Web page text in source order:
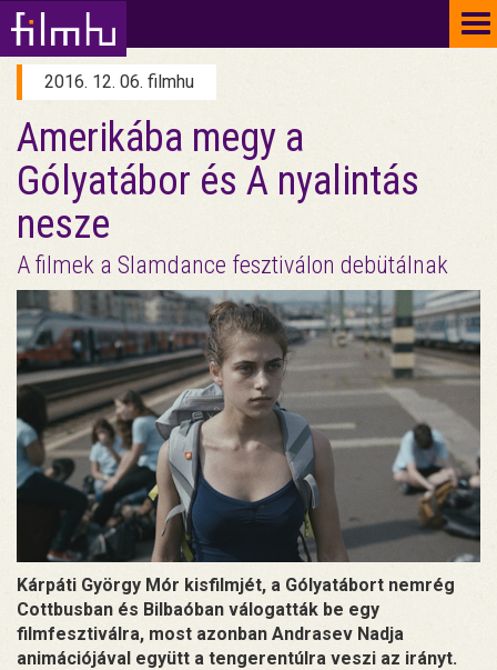
2016. 12. 06. filmhu
Amerikába megy a
Gólyatábor és A nyalintás
nesze
A filmek a Slamdance fesztiválon debütálnak
Kárpáti György Mór kisfilmjét, a Gólyatábort nemrég
Cottbusban és Bilbaóban válogatták be egy
filmfesztiválra, most azonban Andrasev Nadja
animációjával együtt a tengerentúlra veszi az irányt.